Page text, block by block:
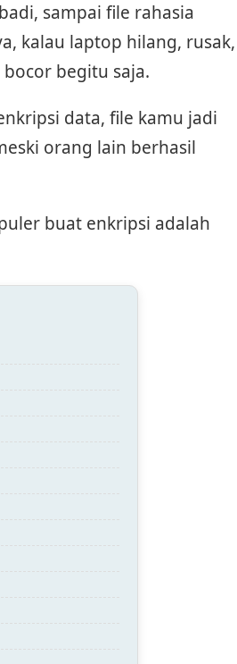
sampai file rahasia
kalau laptop hilang, rusak,
begitu saja.
data, file kamu jadi
orang lain berhasil
buat enkripsi adalah